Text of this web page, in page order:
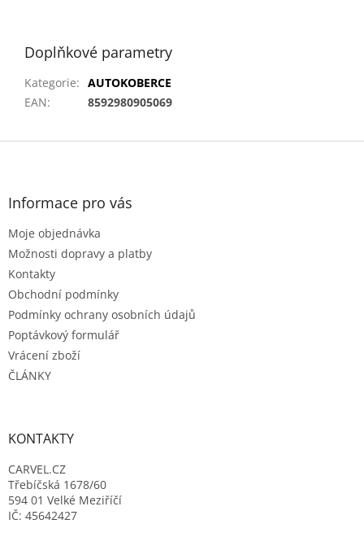
Doplňkové parametry
Kategorie: AUTOKOBERCE
EAN: 8592980905069
Z
Informace pro vás
Moje objednávka
Možnosti dopravy a platby
Kontakty
Obchodní podmínky
Podmínky ochrany osobních údajů
Poptávkový formulář
Vrácení zboží
ČLÁNKY
KONTAKTY
CARVEL.CZ
Třebíčská 1678/60
594 01 Velké Meziříčí
IČ: 45642427